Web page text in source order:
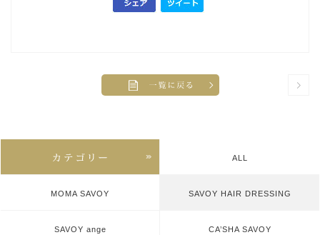
ALL
MOMA SAVOY SAVOY HAIR DRESSING
SAVOY ange CA’SHA SAVOY